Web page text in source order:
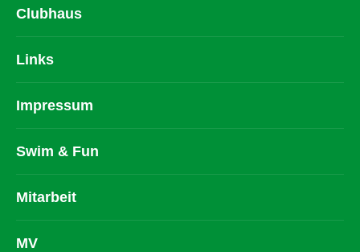
Clubhaus
Links
Impressum
Swim & Fun
Mitarbeit
MV